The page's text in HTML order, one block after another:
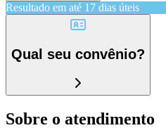
Resultado em até 17 dias úteis
Qual seu convênio?
Sobre o atendimento